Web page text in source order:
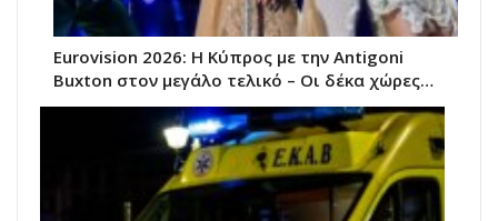
Eurovision 2026: Η Κύπρος με την Antigoni
Buxton στον μεγάλο τελικό – Οι δέκα χώρες…